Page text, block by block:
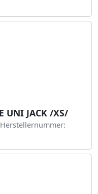
UNI JACK /XS/